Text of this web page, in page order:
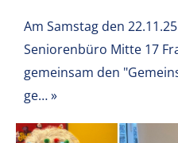
Am Samstag den
Seniorenbüro Mitte 17
gemeinsam den
ge…»